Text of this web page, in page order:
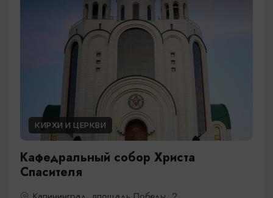
КИРХИ И ЦЕРКВИ
Кафедральный собор Христа
Спасителя